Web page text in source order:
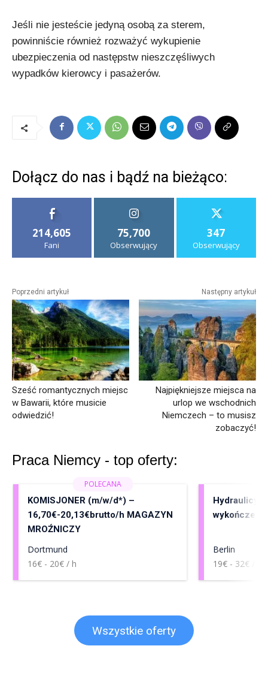
Jeśli nie jesteście jedyną osobą za sterem,
powinniście również rozważyć wykupienie
ubezpieczenia od następstw nieszczęśliwych
wypadków kierowcy i pasażerów.
Dołącz do nas i bądź na bieżąco:
214,605
Fani
75,700
Obserwujący
347
Obserwujący
Poprzedni artykuł
Sześć romantycznych miejsc
w Bawarii, które musicie
odwiedzić!
Następny artykuł
Najpiękniejsze miejsca na
urlop we wschodnich
Niemczech – to musisz
zobaczyć!
Praca Niemcy - top oferty:
KOMISJONER (m/w/d*) –
16,70€-20,13€brutto/h MAGAZYN
MROŹNICZY
Dortmund
16€ - 20€ / h
Hydraulicy,
Berlin
19€ - 32€ / h
Wszystkie oferty